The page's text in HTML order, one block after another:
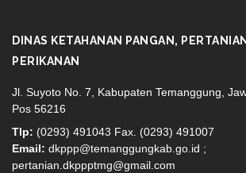
DINAS KETAHANAN PANGAN,
PERIKANAN
Jl. Suyoto No. 7, Kabupaten Temanggung,
Pos 56216
Tlp: (0293) 491043 Fax. (0293) 491007
Email: dkppp@temanggungkab.go.id ;
pertanian.dkppptmg@gmail.com